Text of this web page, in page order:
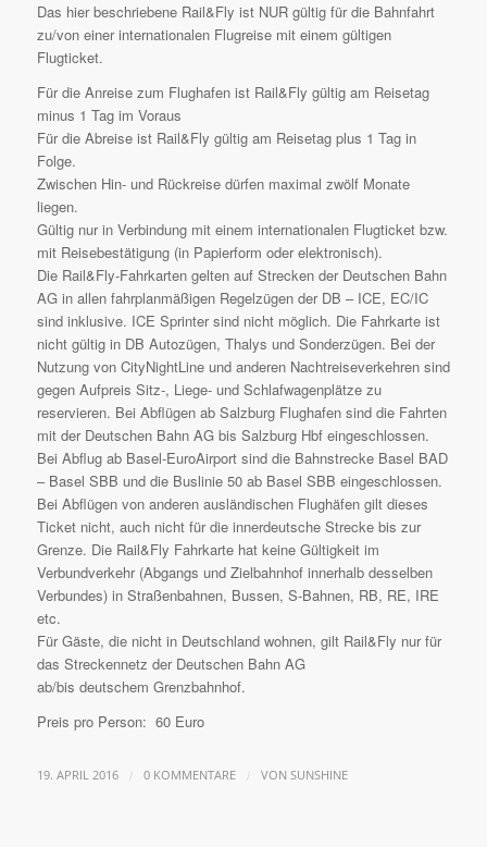
Das hier beschriebene Rail&Fly ist NUR gültig für die Bahnfahrt
zu/von einer internationalen Flugreise mit einem gültigen
Flugticket.
Für die Anreise zum Flughafen ist Rail&Fly gültig am Reisetag
minus 1 Tag im Voraus
Für die Abreise ist Rail&Fly gültig am Reisetag plus 1 Tag in
Folge.
Zwischen Hin- und Rückreise dürfen maximal zwölf Monate
liegen.
Gültig nur in Verbindung mit einem internationalen Flugticket bzw.
mit Reisebestätigung (in Papierform oder elektronisch).
Die Rail&Fly-Fahrkarten gelten auf Strecken der Deutschen Bahn
AG in allen fahrplanmäßigen Regelzügen der DB – ICE, EC/IC
sind inklusive. ICE Sprinter sind nicht möglich. Die Fahrkarte ist
nicht gültig in DB Autozügen, Thalys und Sonderzügen. Bei der
Nutzung von CityNightLine und anderen Nachtreiseverkehren sind
gegen Aufpreis Sitz-, Liege- und Schlafwagenplätze zu
reservieren. Bei Abflügen ab Salzburg Flughafen sind die Fahrten
mit der Deutschen Bahn AG bis Salzburg Hbf eingeschlossen.
Bei Abflug ab Basel-EuroAirport sind die Bahnstrecke Basel BAD
– Basel SBB und die Buslinie 50 ab Basel SBB eingeschlossen.
Bei Abflügen von anderen ausländischen Flughäfen gilt dieses
Ticket nicht, auch nicht für die innerdeutsche Strecke bis zur
Grenze. Die Rail&Fly Fahrkarte hat keine Gültigkeit im
Verbundverkehr (Abgangs und Zielbahnhof innerhalb desselben
Verbundes) in Straßenbahnen, Bussen, S-Bahnen, RB, RE, IRE
etc.
Für Gäste, die nicht in Deutschland wohnen, gilt Rail&Fly nur für
das Streckennetz der Deutschen Bahn AG
ab/bis deutschem Grenzbahnhof.
Preis pro Person: 60 Euro
19. APRIL 2016 / 0 KOMMENTARE / VON SUNSHINE